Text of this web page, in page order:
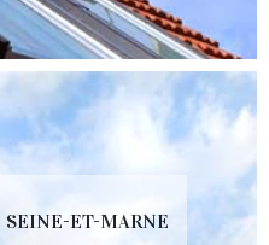
SEINE-ET-MARNE